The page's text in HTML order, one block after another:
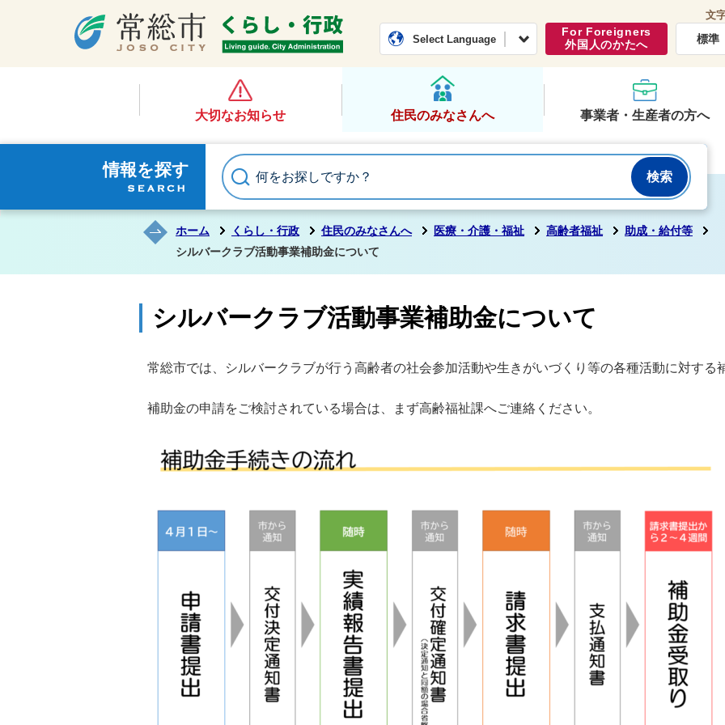
常総市公式ホームページくらし・行政
Select Language
For Foreigners
外国人のかたへ
文
標準
大切なお知らせ 住民のみなさんへ 事業者・生産者の方へ
情報を探す
ホーム くらし・行政 住民のみなさんへ 医療・介護・福祉 高齢者福祉
助成・給付等
シルバークラブ活動事業補助金について
シルバークラブ活動事業補助金について
常総市では、シルバークラブが行う高齢者の社会参加活動や生きがいづくり等の各種活動に対する
補助金の申請をご検討されている場合は、まず高齢福祉課へご連絡ください。